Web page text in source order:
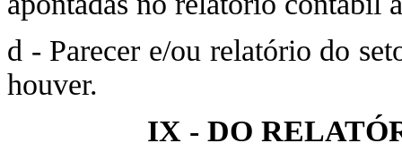
d - Parecer e/ou relatório do
houver.
IX - DO